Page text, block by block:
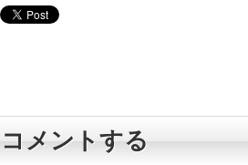
メントする